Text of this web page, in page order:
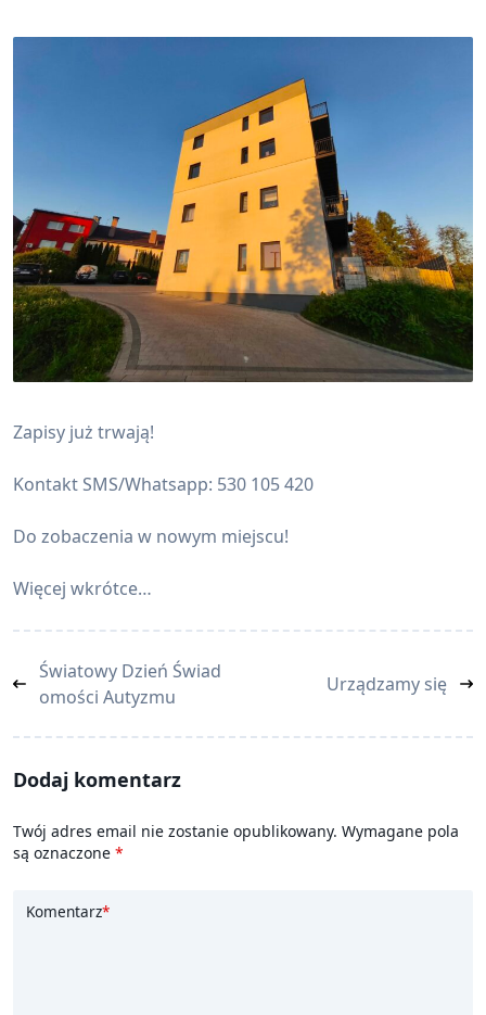
Zapisy już trwają!
Kontakt SMS/Whatsapp: 530 105 420
Do zobaczenia w nowym miejscu!
Więcej wkrótce…
<span
class="nav-
reader-
Światowy Dzień Świad
omości Autyzmu
Urządzamy się
Dodaj komentarz
Twój adres email nie zostanie opublikowany. Wymagane pola
są oznaczone *
Komentarz*